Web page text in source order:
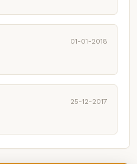
01-01-2018
25-12-2017